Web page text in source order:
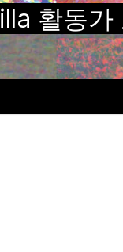
활동가